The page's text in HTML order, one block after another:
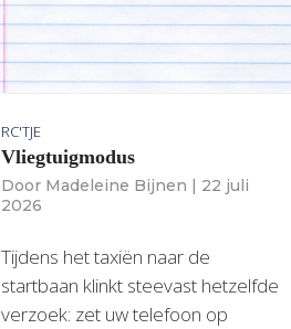
RC'TJE
Vliegtuigmodus
Door Madeleine Bijnen | 22 juli
2026
Tijdens het taxiën naar de
startbaan klinkt steevast hetzelfde
verzoek: zet uw telefoon op